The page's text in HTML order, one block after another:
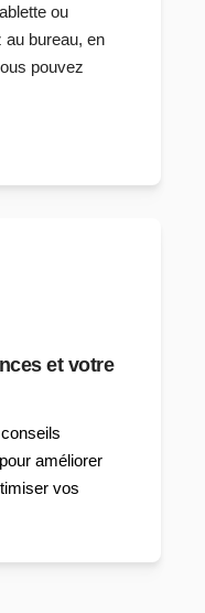
ou
bureau, en
pouvez
et votre
améliorer
vos